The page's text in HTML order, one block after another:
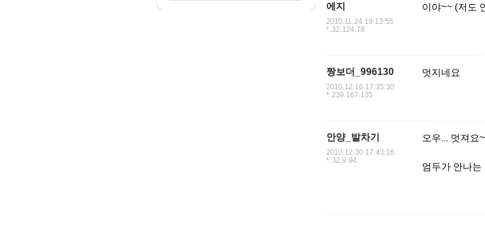
에지
2010.11.24 19:13:55
*.32.124.78
이야~~ (저도
짱보더_996130
2010.12.16 17:35:30
*.239.167.135
멋지네요
안양_발차기
2010.12.30 17:43:16
*.32.9.94
오우... 멋져요~
엄두가 안나는